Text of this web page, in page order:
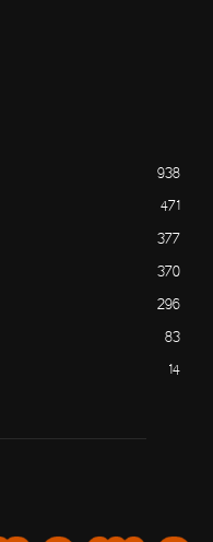
938
471
377
370
296
83
14